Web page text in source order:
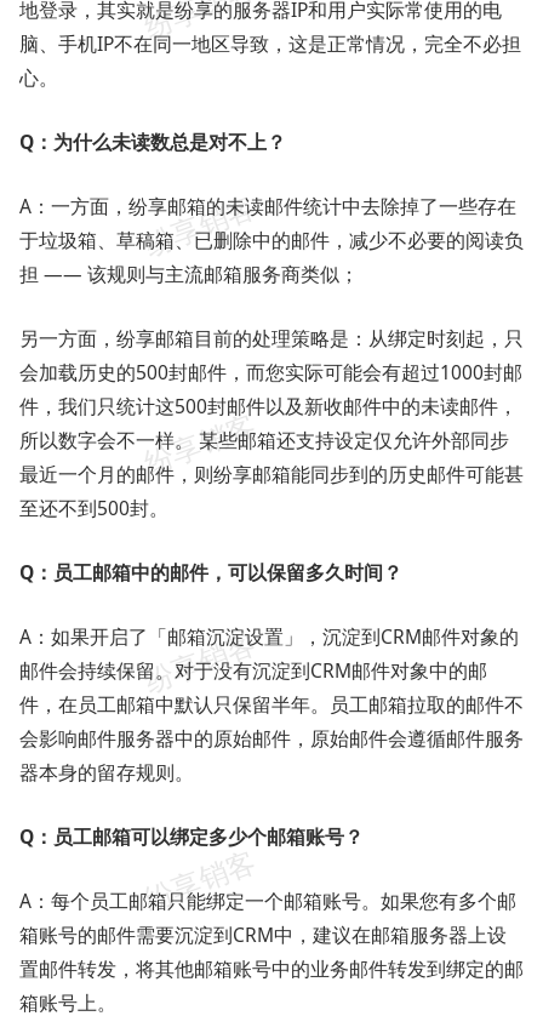
地登录，其实就是纷享的服务器IP和用户实际常使用的电
脑、手机IP不在同一地区导致，这是正常情况，完全不必担
心。
Q：为什么未读数总是对不上？
A：一方面，纷享邮箱的未读邮件统计中去除掉了一些存在
于垃圾箱、草稿箱、已删除中的邮件，减少不必要的阅读负
担 —— 该规则与主流邮箱服务商类似；
另一方面，纷享邮箱目前的处理策略是：从绑定时刻起，只
会加载历史的500封邮件，而您实际可能会有超过1000封邮
件，我们只统计这500封邮件以及新收邮件中的未读邮件，
所以数字会不一样。 某些邮箱还支持设定仅允许外部同步
最近一个月的邮件，则纷享邮箱能同步到的历史邮件可能甚
至还不到500封。
Q：员工邮箱中的邮件，可以保留多久时间？
A：如果开启了「邮箱沉淀设置」，沉淀到CRM邮件对象的
邮件会持续保留。对于没有沉淀到CRM邮件对象中的邮
件，在员工邮箱中默认只保留半年。员工邮箱拉取的邮件不
会影响邮件服务器中的原始邮件，原始邮件会遵循邮件服务
器本身的留存规则。
Q：员工邮箱可以绑定多少个邮箱账号？
A：每个员工邮箱只能绑定一个邮箱账号。如果您有多个邮
箱账号的邮件需要沉淀到CRM中，建议在邮箱服务器上设
置邮件转发，将其他邮箱账号中的业务邮件转发到绑定的邮
箱账号上。